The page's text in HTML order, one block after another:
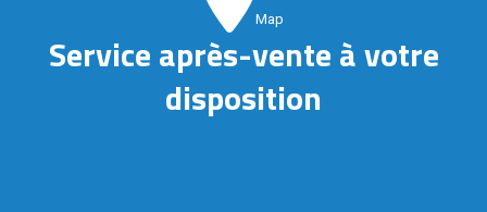
Map
Service après-vente à votre
disposition